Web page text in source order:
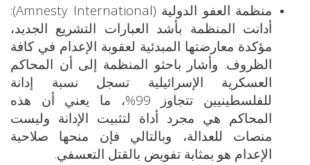
منظمة العفو الدولية (Amnesty International):
أدانت المنظمة بأشد العبارات التشريع الجديد،
مؤكدة معارضتها المبدئية لعقوبة الإعدام في كافة
الظروف. وأشار باحثو المنظمة إلى أن المحاكم
العسكرية الإسرائيلية تسجل نسبة إدانة
للفلسطينيين تتجاوز 99%، ما يعني أن هذه
المحاكم هي مجرد أداة لتثبيت الإدانة وليست
منصات للعدالة، وبالتالي فإن منحها صلاحية
الإعدام هو بمثابة تفويض بالقتل التعسفي.